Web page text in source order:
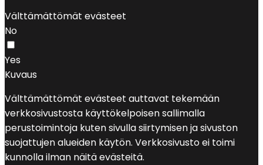
Välttämättömät evästeet
No
Yes
Kuvaus
Välttämättömät evästeet auttavat tekemään
verkkosivustosta käyttökelpoisen sallimalla
perustoimintoja kuten sivulla siirtymisen ja sivuston
suojattujen alueiden käytön. Verkkosivusto ei toimi
kunnolla ilman näitä evästeitä.